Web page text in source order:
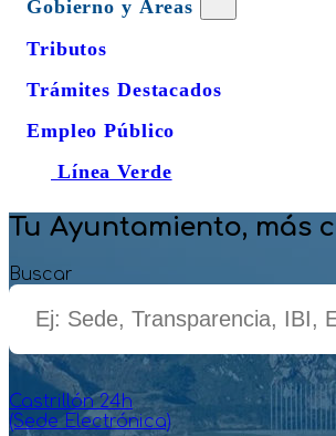
Gobierno y Áreas
Tributos
Trámites Destacados
Empleo Público
Línea Verde
Tu Ayuntamiento, más
Buscar
Castrillón 24h
(Sede Electrónica)